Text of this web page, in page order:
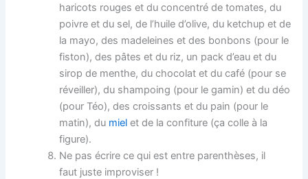
haricots rouges et du concentré de tomates, du
poivre et du sel, de l’huile d’olive, du ketchup et de
la mayo, des madeleines et des bonbons (pour le
fiston), des pâtes et du riz, un pack d’eau et du
sirop de menthe, du chocolat et du café (pour se
réveiller), du shampoing (pour le gamin) et du déo
(pour Téo), des croissants et du pain (pour le
matin), du miel et de la confiture (ça colle à la
figure).
Ne pas écrire ce qui est entre parenthèses, il
faut juste improviser !